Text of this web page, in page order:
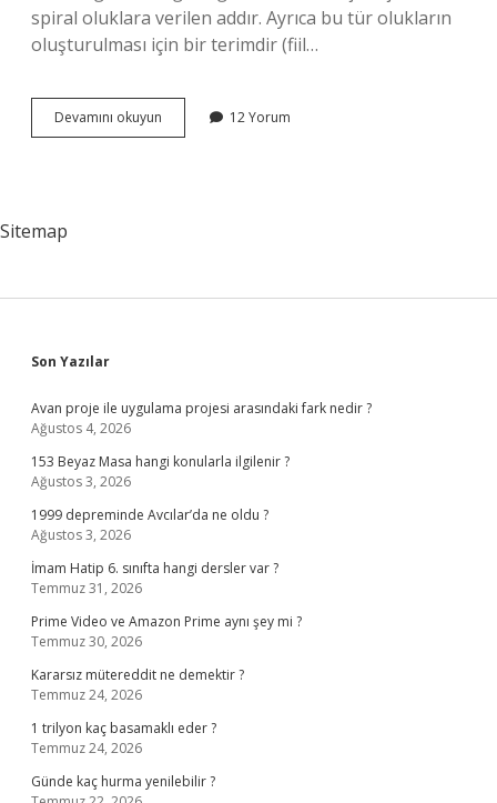
spiral oluklara verilen addır. Ayrıca bu tür olukların
oluşturulması için bir terimdir (fiil…
Devamını okuyun
Ne
12 Yorum
Sitemap
Sidebar
Son Yazılar
Avan proje ile uygulama projesi arasındaki fark nedir ?
Ağustos 4, 2026
153 Beyaz Masa hangi konularla ilgilenir ?
Ağustos 3, 2026
1999 depreminde Avcılar’da ne oldu ?
Ağustos 3, 2026
İmam Hatip 6. sınıfta hangi dersler var ?
Temmuz 31, 2026
Prime Video ve Amazon Prime aynı şey mi ?
Temmuz 30, 2026
Kararsız mütereddit ne demektir ?
Temmuz 24, 2026
1 trilyon kaç basamaklı eder ?
Temmuz 24, 2026
Günde kaç hurma yenilebilir ?